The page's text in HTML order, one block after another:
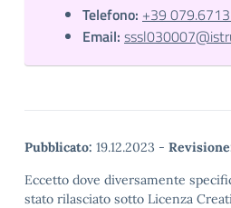
Telefono: +39
Email:
Pubblicato: 19.12.2023 -
Eccetto dove diversamente
stato rilasciato sotto Licenza